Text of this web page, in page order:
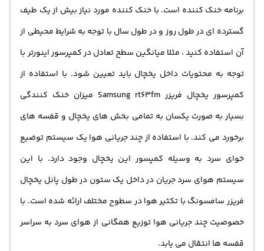
برنامه خنک کننده است. با خنک کننده مورد نیاز بیش از یک طیف
گسترده ای در طول روز و در طول سال با توجه به شرایط محیطی از
آن استفاده کنید ، مثلا میانگین سطح تعادل در کمپرسور اینورتر با
توجه به محتویات داخل یخچال باید تعیین شود. با استفاده از
کمپرسور یخچال فریزر Samsung rt63fm میزان خنک کنندگی
بسیار به صورت یکسان به تمامی بخش های یخچال و قفسه های
برخورد می کند. با استفاده از چند جریانی هوا یک سیستم توضیع
خوای سرد به وسیله کمپسور این یخچال وجود دارد. با این
سیستم هوای سرد جریان در داخل یک ستون در طول پانل یخچال
فریزر سامسونگ با تکثیر هوا در سطوح مختلف ارائه شده است. با
خصوصیت چند جریانی هوا توزیع همگانی از هوای سرد به سراسر
قفسه ها انتقال می یابد.